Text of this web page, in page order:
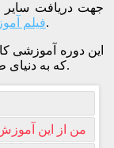
جهت دریافت
فیلممراجعه نمایید.
این دوره آموزشی
که به دنیای طراحی وبسایت علاقه دارند به اشتراک بگذارید.
من از این